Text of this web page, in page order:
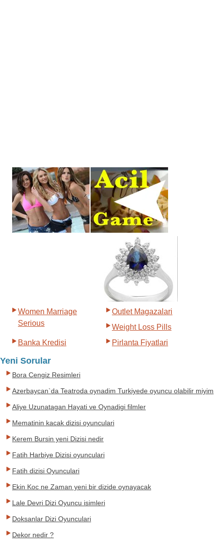
Women Marriage
Serious
Outlet Magazalari
Weight Loss Pills
Banka Kredisi
Pirlanta Fiyatlari
Yeni Sorular
Bora Cengiz Resimleri
Azerbaycan`da Teatroda oynadim Turkiyede oyuncu olabilir miyim
Aliye Uzunatagan Hayati ve Oynadigi filmler
Mematinin kacak dizisi oyunculari
Kerem Bursin yeni Dizisi nedir
Fatih Harbiye Dizisi oyunculari
Fatih dizisi Oyunculari
Ekin Koc ne Zaman yeni bir dizide oynayacak
Lale Devri Dizi Oyuncu isimleri
Doksanlar Dizi Oyunculari
Dekor nedir ?